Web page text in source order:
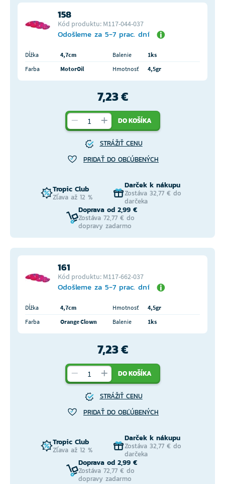
158
Kód produktu: M117-044-037
Odošleme za 5-7 prac. dní
Dĺžka 4,7cm Balenie
1ks
Farba
MotorOil Hmotnosť 4,5gr
7,23 €
DO KOŠÍKA
STRÁŽIŤ CENU
PRIDAŤ DO OBĽÚBENÝCH
Tropic Club
Zľava až 12 %
Darček k nákupu
Zostáva 32,77 € do
darčeka
Doprava od 2,99 €
Zostáva 72,77 € do
dopravy zadarmo
161
Kód produktu: M117-662-037
Odošleme za 5-7 prac. dní
Dĺžka 4,7cm Hmotnosť
4,5gr
Farba
Orange Clown Balenie 1ks
7,23 €
DO KOŠÍKA
STRÁŽIŤ CENU
PRIDAŤ DO OBĽÚBENÝCH
Tropic Club
Zľava až 12 %
Darček k nákupu
Zostáva 32,77 € do
darčeka
Doprava od 2,99 €
Zostáva 72,77 € do
dopravy zadarmo